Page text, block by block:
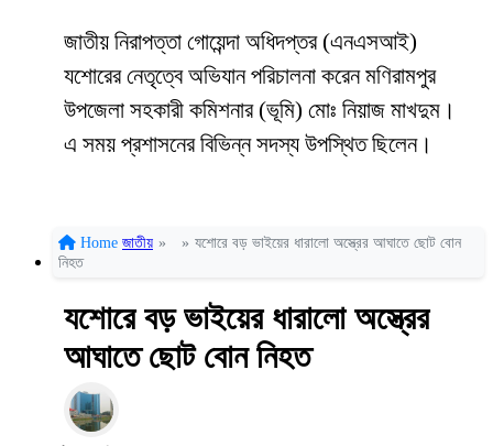
জাতীয় নিরাপত্তা গোয়েন্দা অধিদপ্তর (এনএসআই)
যশোরের নেতৃত্বে অভিযান পরিচালনা করেন মণিরামপুর
উপজেলা সহকারী কমিশনার(ভূমি) মোঃ নিয়াজ মাখদুম।
এ সময় প্রশাসনের বিভিন্ন সদস্য উপস্থিত ছিলেন।
Home জাতীয় » » যশোরে বড় ভাইয়ের ধারালো অস্ত্রের আঘাতে ছোট বোন
নিহত
যশোরে বড় ভাইয়ের ধারালো অস্ত্রের
আঘাতে ছোট বোন নিহত